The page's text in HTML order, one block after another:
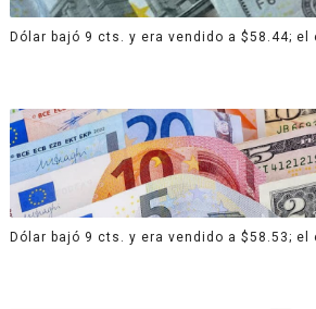
Dólar bajó 9 cts. y era vendido a $58.44; el
Dólar bajó 9 cts. y era vendido a $58.53; el